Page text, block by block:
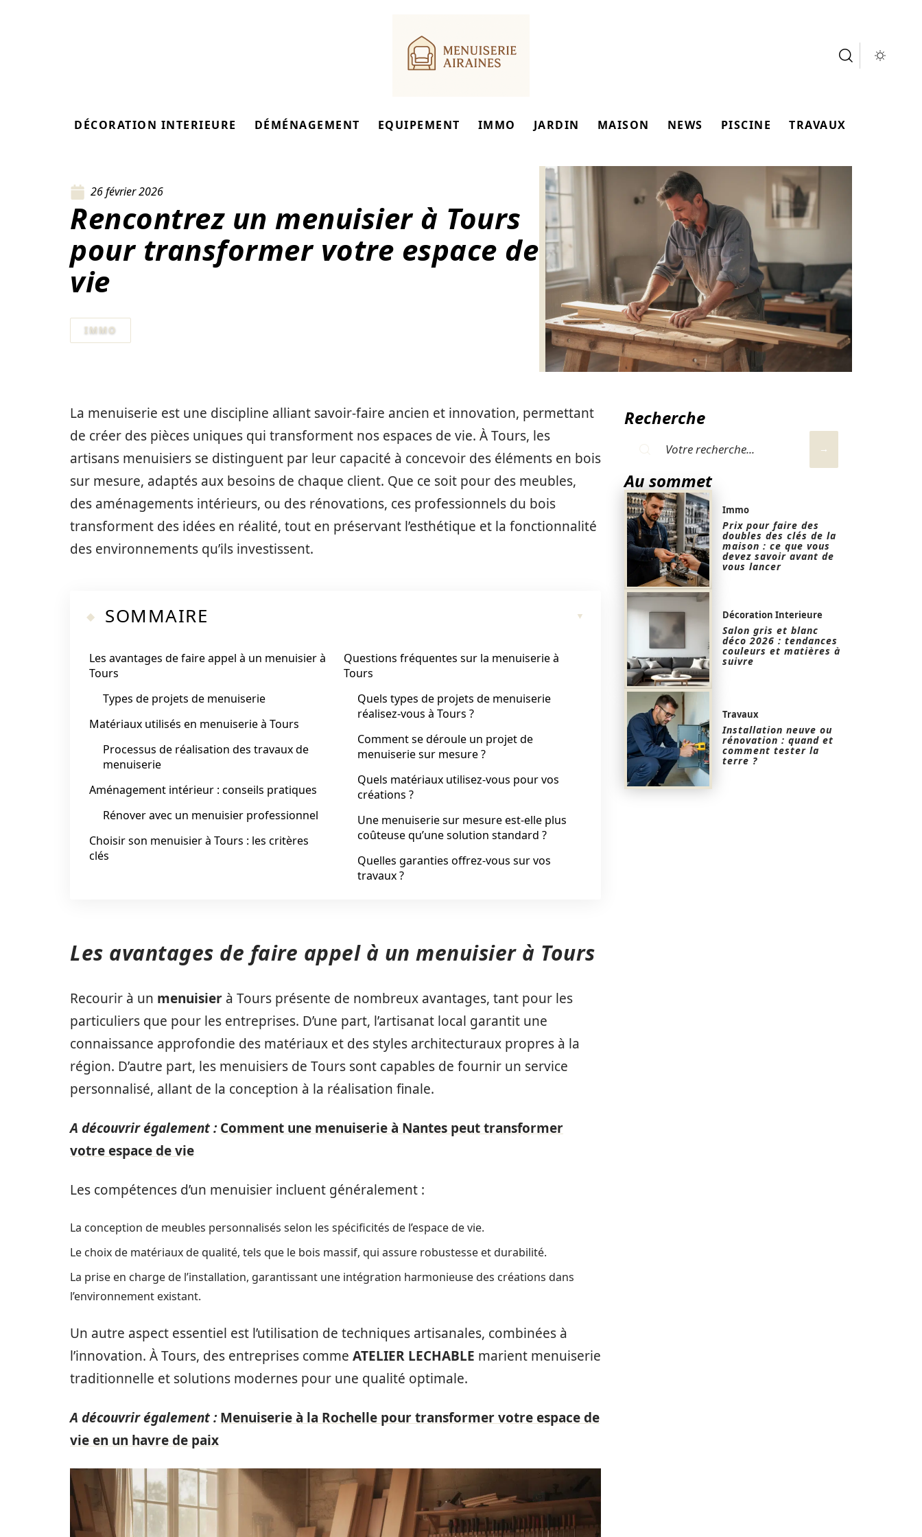
DÉCORATION INTERIEURE DÉMÉNAGEMENT EQUIPEMENT IMMO JARDIN MAISON NEWS PISCINE TRAVAUX
26 février 2026
Rencontrez un menuisier à Tours
pour transformer votre espace de
vie
IMMO
La menuiserie est une discipline alliant savoir-faire ancien et innovation, permettant
de créer des pièces uniques qui transforment nos espaces de vie. À Tours, les
artisans menuisiers se distinguent par leur capacité à concevoir des éléments en bois
sur mesure, adaptés aux besoins de chaque client. Que ce soit pour des meubles,
des aménagements intérieurs, ou des rénovations, ces professionnels du bois
transforment des idées en réalité, tout en préservant l’esthétique et la fonctionnalité
des environnements qu’ils investissent.
SOMMAIRE
Les avantages de faire appel à un menuisier à
Tours
Types de projets de menuiserie
Matériaux utilisés en menuiserie à Tours
Processus de réalisation des travaux de
menuiserie
Aménagement intérieur : conseils pratiques
Rénover avec un menuisier professionnel
Choisir son menuisier à Tours : les critères
clés
Questions fréquentes sur la menuiserie à
Tours
Quels types de projets de menuiserie
réalisez-vous à Tours ?
Comment se déroule un projet de
menuiserie sur mesure ?
Quels matériaux utilisez-vous pour vos
créations ?
Une menuiserie sur mesure est-elle plus
coûteuse qu’une solution standard ?
Quelles garanties offrez-vous sur vos
travaux ?
Les avantages de faire appel à un menuisier à Tours
Recourir à un menuisier à Tours présente de nombreux avantages, tant pour les
particuliers que pour les entreprises. D’une part, l’artisanat local garantit une
connaissance approfondie des matériaux et des styles architecturaux propres à la
région. D’autre part, les menuisiers de Tours sont capables de fournir un service
personnalisé, allant de la conception à la réalisation finale.
A découvrir également : Comment une menuiserie à Nantes peut transformer
votre espace de vie
Les compétences d’un menuisier incluent généralement :
La conception de meubles personnalisés selon les spécificités de l’espace de vie.
Le choix de matériaux de qualité, tels que le bois massif, qui assure robustesse et durabilité.
La prise en charge de l’installation, garantissant une intégration harmonieuse des créations dans
l’environnement existant.
Un autre aspect essentiel est l’utilisation de techniques artisanales, combinées à
l’innovation. À Tours, des entreprises comme ATELIER LECHABLE marient menuiserie
traditionnelle et solutions modernes pour une qualité optimale.
A découvrir également : Menuiserie à la Rochelle pour transformer votre espace de
vie en un havre de paix
Recherche
Au sommet
Immo
Prix pour faire des
doubles des clés de la
maison : ce que vous
devez savoir avant de
vous lancer
Décoration Interieure
Salon gris et blanc
déco 2026 : tendances
couleurs et matières à
suivre
Travaux
Installation neuve ou
rénovation : quand et
comment tester la
terre ?